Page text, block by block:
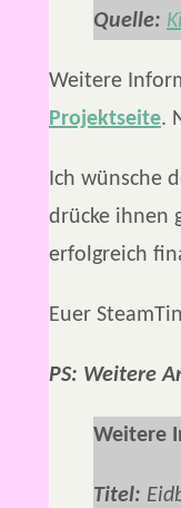
Quelle:
Weitere
Projektseite.
Ich wünsche
drücke ihnen
erfolgreich
Euer
PS: Weitere
Weitere
Titel: